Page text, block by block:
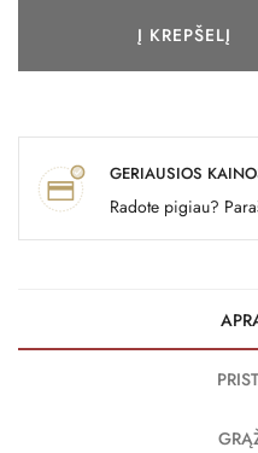
Į KREPŠELĮ
GERIAUSIOS
Radote pigiau?